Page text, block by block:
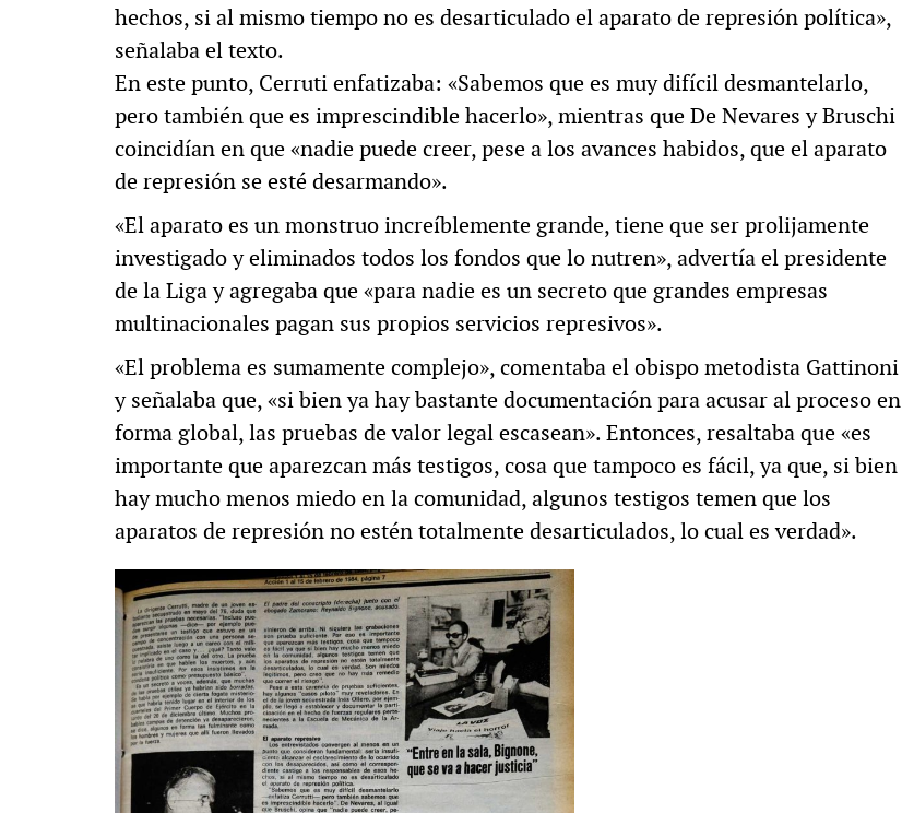
hechos, si al mismo tiempo no es desarticulado el aparato de represión política»,
señalaba el texto.
En este punto, Cerruti enfatizaba: «Sabemos que es muy difícil desmantelarlo,
pero también que es imprescindible hacerlo», mientras que De Nevares y Bruschi
coincidían en que «nadie puede creer, pese a los avances habidos, que el aparato
de represión se esté desarmando».
«El aparato es un monstruo increíblemente grande, tiene que ser prolijamente
investigado y eliminados todos los fondos que lo nutren», advertía el presidente
de la Liga y agregaba que «para nadie es un secreto que grandes empresas
multinacionales pagan sus propios servicios represivos».
«El problema es sumamente complejo», comentaba el obispo metodista Gattinoni
y señalaba que, «si bien ya hay bastante documentación para acusar al proceso en
forma global, las pruebas de valor legal escasean». Entonces, resaltaba que «es
importante que aparezcan más testigos, cosa que tampoco es fácil, ya que, si bien
hay mucho menos miedo en la comunidad, algunos testigos temen que los
aparatos de represión no estén totalmente desarticulados, lo cual es verdad».